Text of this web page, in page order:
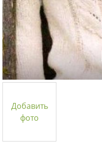
Добавить
фото